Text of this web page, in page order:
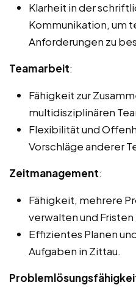
Klarheit in der
Kommunikation, um
Anforderungen zu
Teamarbeit:
Fähigkeit zur
multidisziplinären
Flexibilität und
Vorschläge anderer
Zeitmanagement:
Fähigkeit, mehrere
verwalten und
Effizientes Planen
Aufgaben in Zittau.